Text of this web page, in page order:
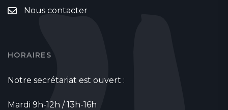
Nous contacter
HORAIRES
Notre secrétariat est ouvert :
Mardi 9h-12h / 13h-16h